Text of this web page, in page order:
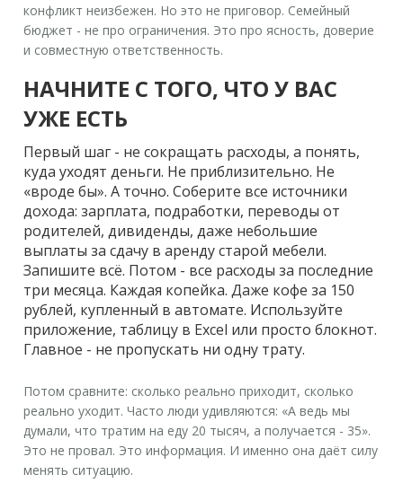
конфликт неизбежен. Но это не приговор. Семейный
бюджет - не про ограничения. Это про ясность, доверие
и совместную ответственность.
НАЧНИТЕ С ТОГО, ЧТО У ВАС
УЖЕ ЕСТЬ
Первый шаг - не сокращать расходы, а понять,
куда уходят деньги. Не приблизительно. Не
«вроде бы». А точно. Соберите все источники
дохода: зарплата, подработки, переводы от
родителей, дивиденды, даже небольшие
выплаты за сдачу в аренду старой мебели.
Запишите всё. Потом - все расходы за последние
три месяца. Каждая копейка. Даже кофе за 150
рублей, купленный в автомате. Используйте
приложение, таблицу в Excel или просто блокнот.
Главное - не пропускать ни одну трату.
Потом сравните: сколько реально приходит, сколько
реально уходит. Часто люди удивляются: «А ведь мы
думали, что тратим на еду 20 тысяч, а получается - 35».
Это не провал. Это информация. И именно она даёт силу
менять ситуацию.